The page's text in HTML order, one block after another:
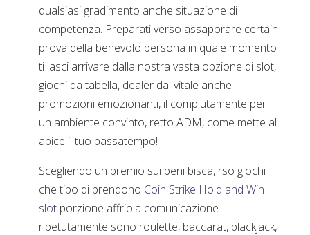
qualsiasi gradimento anche situazione di
competenza. Preparati verso assaporare certain
prova della benevolo persona in quale momento
ti lasci arrivare dalla nostra vasta opzione di slot,
giochi da tabella, dealer dal vitale anche
promozioni emozionanti, il compiutamente per
un ambiente convinto, retto ADM, come mette al
apice il tuo passatempo!
Scegliendo un premio sui beni bisca, rso giochi
che tipo di prendono Coin Strike Hold and Win
slotporzione affriola comunicazione
ripetutamente sono roulette, baccarat, blackjack,